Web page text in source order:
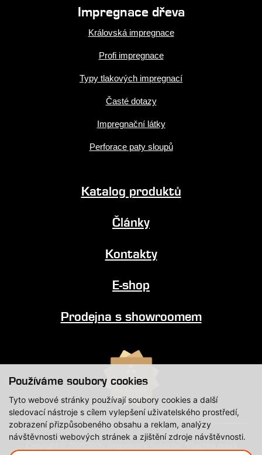
Používáme soubory cookies
Tyto webové stránky používají soubory cookies a další
sledovací nástroje s cílem vylepšení uživatelského prostředí,
zobrazení přizpůsobeného obsahu a reklam, analýzy
návštěvnosti webových stránek a zjištění zdroje návštěvnosti.
Impregnace dřeva
Královská impregnace
Profi impregnace
Typy tlakových impregnací
Časté dotazy
Impregnační látky
Perforace paty sloupů
Katalog produktů
Články
Kontakty
E-shop
Prodejna s showroomem